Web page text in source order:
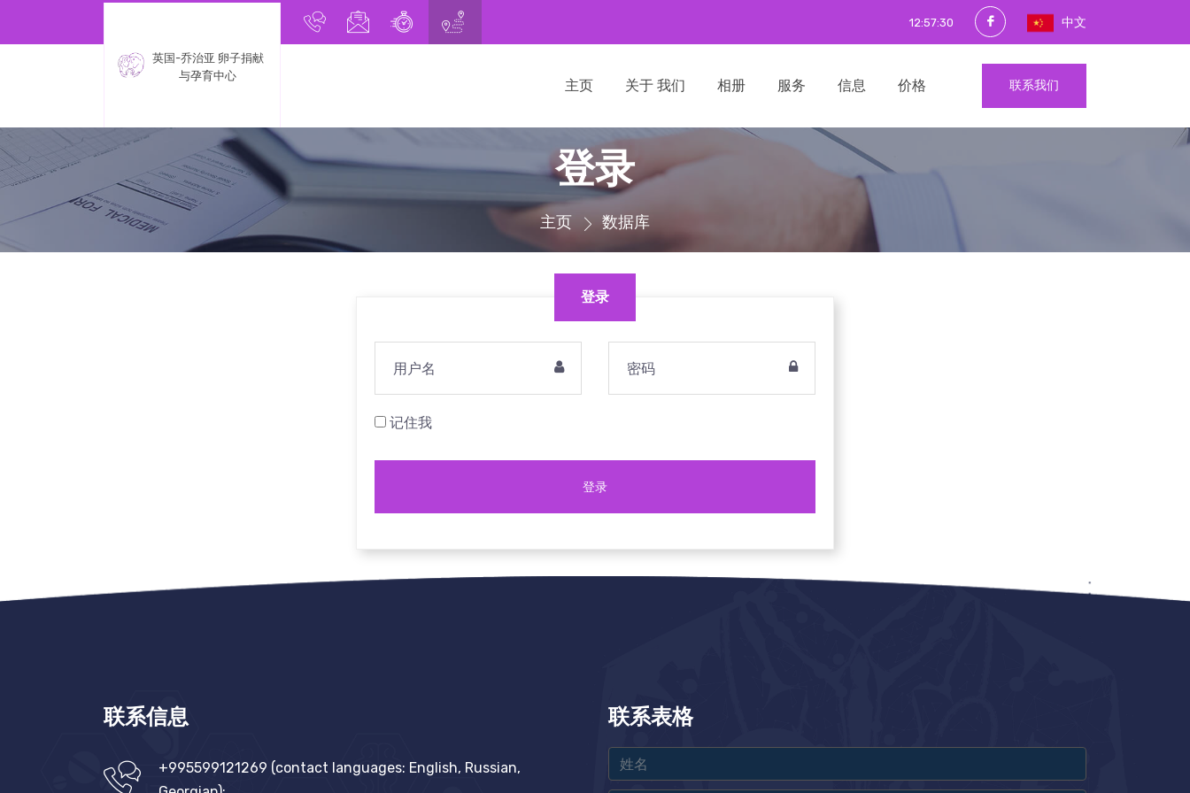
+995599121269info@surrogacy.ge 12:57:30 中文
英国-乔治亚 卵子捐献
与孕育中心
主页 关于 我们 相册 服务 信息 价格 联系我们
登录
主页 数据库
登录
记住我
登录
联系信息
+995599121269 (contact languages: English, Russian,
联系表格